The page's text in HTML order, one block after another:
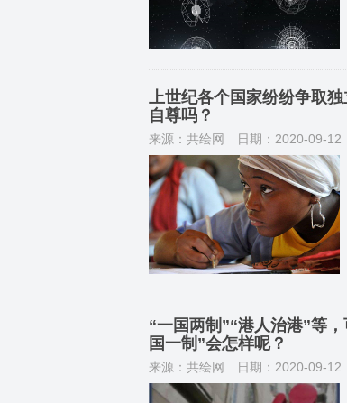
上世纪各个国家纷纷争取
自尊吗？
来源：共绘网
日期：2020-09-12
“一国两制”“港人治港”等
国一制”会怎样呢？
来源：共绘网
日期：2020-09-12